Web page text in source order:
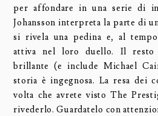
per affondare in una serie di
Johansson interpreta la parte di
si rivela una pedina e, al
attiva nel loro duello. Il resto
brillante (e include Michael
storia è ingegnosa. La resa dei
volta che avrete visto The
rivederlo. Guardatelo con